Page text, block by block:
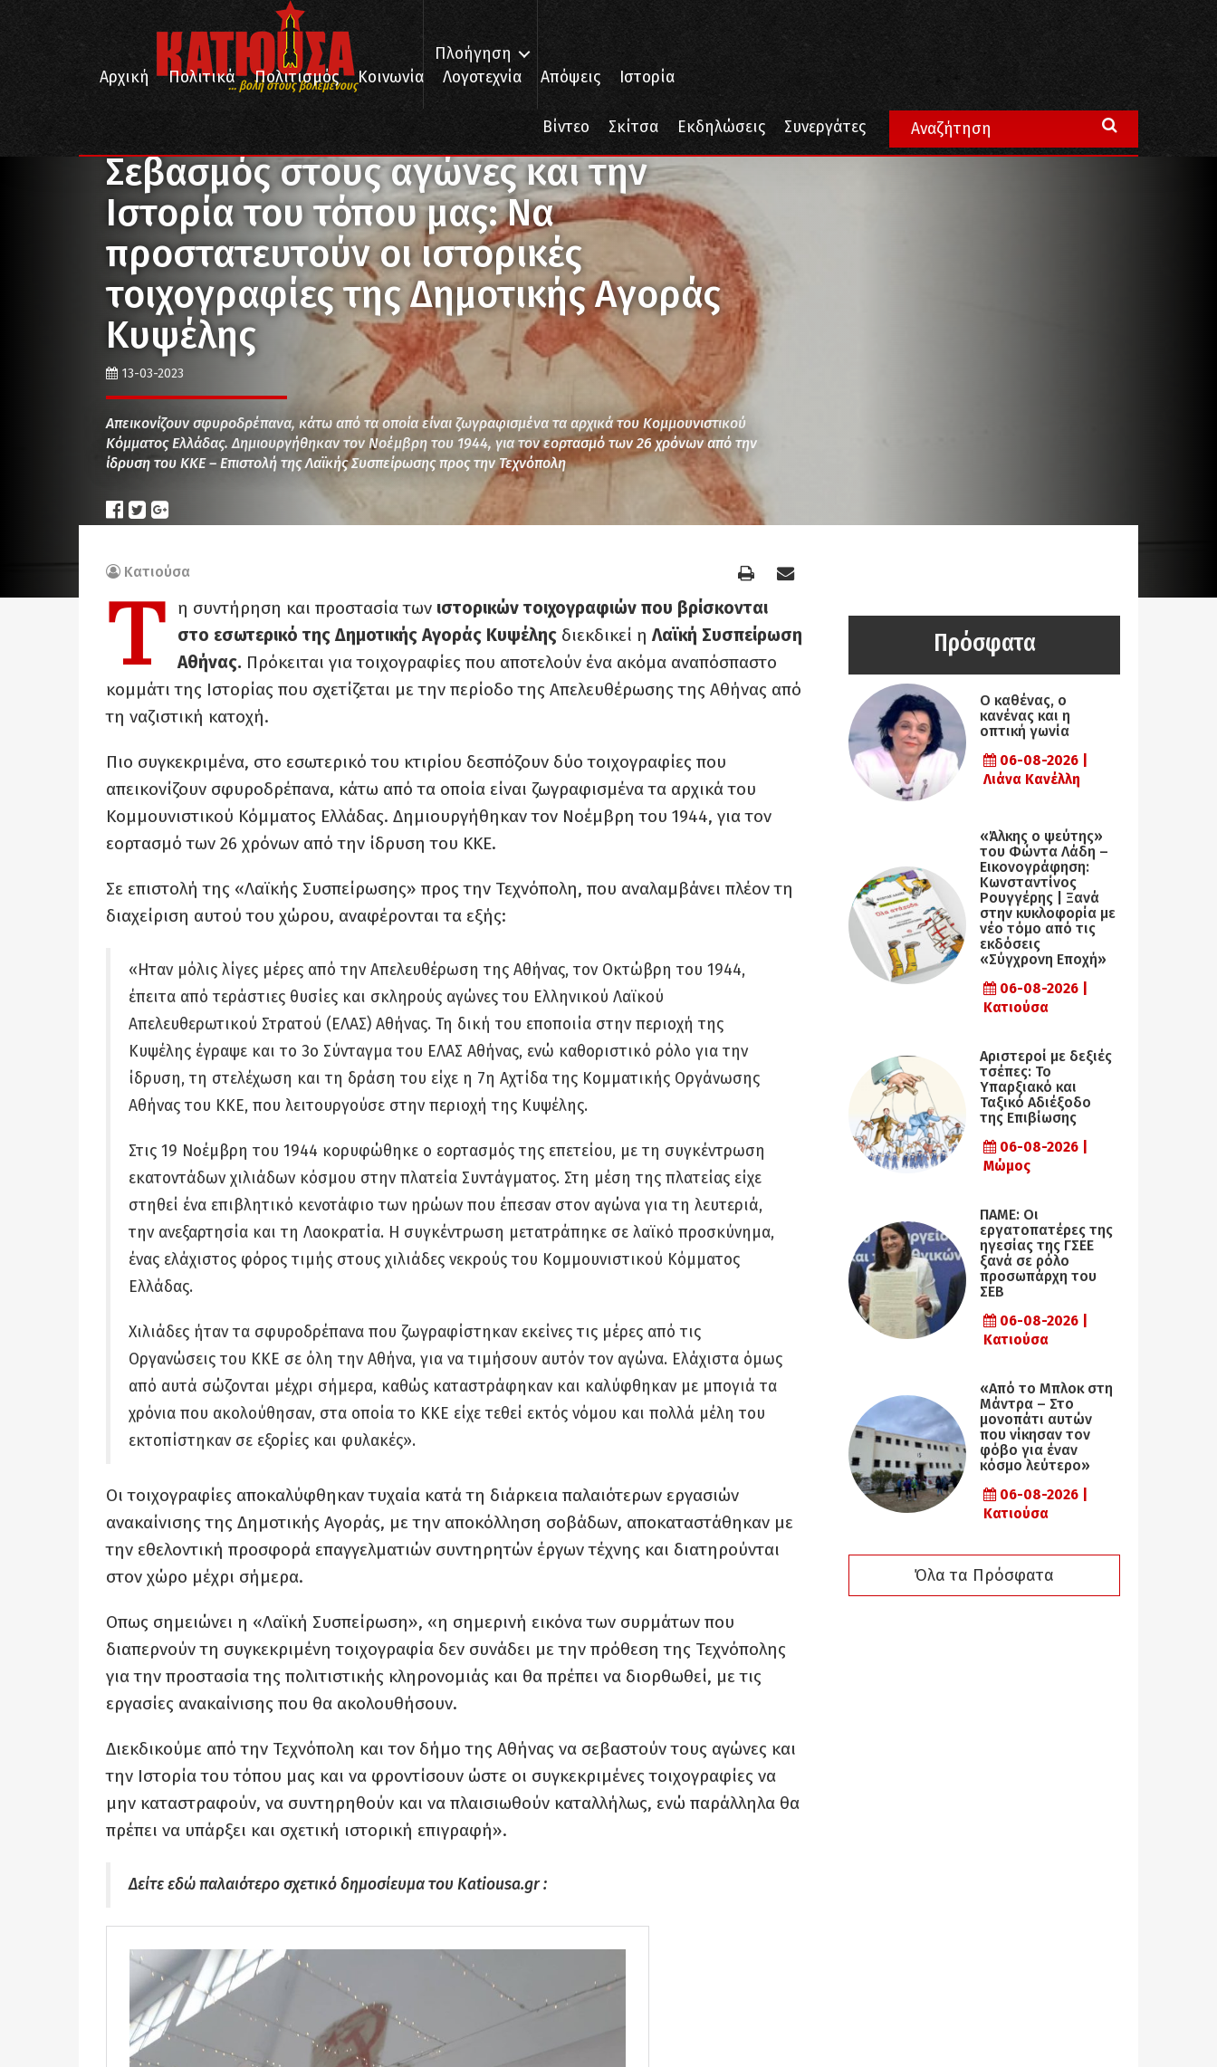
... βολή στους βολεμένους
Πλοήγηση
Αρχική
Πολιτικά Πολιτισμός Κοινωνία Λογοτεχνία Απόψεις Ιστορία
Βίντεο Σκίτσα Εκδηλώσεις Συνεργάτες
Ιστορία Σεβασμός στους αγώνες και την Ιστορία του τόπου μας: Να προστατευτούν οι ιστορικές τοιχογραφίες της Δημοτικής Αγοράς Κυψέλης
Σεβασμός στους αγώνες και την
Ιστορία του τόπου μας: Να
προστατευτούν οι ιστορικές
τοιχογραφίες της Δημοτικής Αγοράς
Κυψέλης
13-03-2023
Απεικονίζουν σφυροδρέπανα, κάτω από τα οποία είναι ζωγραφισμένα τα αρχικά του Κομμουνιστικού
Κόμματος Ελλάδας. Δημιουργήθηκαν τον Νοέμβρη του 1944, για τον εορτασμό των 26 χρόνων από την
ίδρυση του ΚΚΕ – Επιστολή της Λαϊκής Συσπείρωσης προς την Τεχνόπολη
Κατιούσα
Τ η συντήρηση και προστασία των ιστορικών τοιχογραφιών που βρίσκονται
στο εσωτερικό της Δημοτικής Αγοράς Κυψέλης διεκδικεί η Λαϊκή Συσπείρωση
Αθήνας. Πρόκειται για τοιχογραφίες που αποτελούν ένα ακόμα αναπόσπαστο
κομμάτι της Ιστορίας που σχετίζεται με την περίοδο της Απελευθέρωσης της Αθήνας από
τη ναζιστική κατοχή.
Πιο συγκεκριμένα, στο εσωτερικό του κτιρίου δεσπόζουν δύο τοιχογραφίες που
απεικονίζουν σφυροδρέπανα, κάτω από τα οποία είναι ζωγραφισμένα τα αρχικά του
Κομμουνιστικού Κόμματος Ελλάδας. Δημιουργήθηκαν τον Νοέμβρη του 1944, για τον
εορτασμό των 26 χρόνων από την ίδρυση του ΚΚΕ.
Σε επιστολή της «Λαϊκής Συσπείρωσης» προς την Τεχνόπολη, που αναλαμβάνει πλέον τη
διαχείριση αυτού του χώρου, αναφέρονται τα εξής:
«Ηταν μόλις λίγες μέρες από την Απελευθέρωση της Αθήνας, τον Οκτώβρη του 1944,
έπειτα από τεράστιες θυσίες και σκληρούς αγώνες του Ελληνικού Λαϊκού
Απελευθερωτικού Στρατού (ΕΛΑΣ) Αθήνας. Τη δική του εποποιία στην περιοχή της
Κυψέλης έγραψε και το 3ο Σύνταγμα του ΕΛΑΣ Αθήνας, ενώ καθοριστικό ρόλο για την
ίδρυση, τη στελέχωση και τη δράση του είχε η 7η Αχτίδα της Κομματικής Οργάνωσης
Αθήνας του ΚΚΕ, που λειτουργούσε στην περιοχή της Κυψέλης.
Στις 19 Νοέμβρη του 1944 κορυφώθηκε ο εορτασμός της επετείου, με τη συγκέντρωση
εκατοντάδων χιλιάδων κόσμου στην πλατεία Συντάγματος. Στη μέση της πλατείας είχε
στηθεί ένα επιβλητικό κενοτάφιο των ηρώων που έπεσαν στον αγώνα για τη λευτεριά,
την ανεξαρτησία και τη Λαοκρατία. Η συγκέντρωση μετατράπηκε σε λαϊκό προσκύνημα,
ένας ελάχιστος φόρος τιμής στους χιλιάδες νεκρούς του Κομμουνιστικού Κόμματος
Ελλάδας.
Χιλιάδες ήταν τα σφυροδρέπανα που ζωγραφίστηκαν εκείνες τις μέρες από τις
Οργανώσεις του ΚΚΕ σε όλη την Αθήνα, για να τιμήσουν αυτόν τον αγώνα. Ελάχιστα όμως
από αυτά σώζονται μέχρι σήμερα, καθώς καταστράφηκαν και καλύφθηκαν με μπογιά τα
χρόνια που ακολούθησαν, στα οποία το ΚΚΕ είχε τεθεί εκτός νόμου και πολλά μέλη του
εκτοπίστηκαν σε εξορίες και φυλακές».
Οι τοιχογραφίες αποκαλύφθηκαν τυχαία κατά τη διάρκεια παλαιότερων εργασιών
ανακαίνισης της Δημοτικής Αγοράς, με την αποκόλληση σοβάδων, αποκαταστάθηκαν με
την εθελοντική προσφορά επαγγελματιών συντηρητών έργων τέχνης και διατηρούνται
στον χώρο μέχρι σήμερα.
Οπως σημειώνει η «Λαϊκή Συσπείρωση», «η σημερινή εικόνα των συρμάτων που
διαπερνούν τη συγκεκριμένη τοιχογραφία δεν συνάδει με την πρόθεση της Τεχνόπολης
για την προστασία της πολιτιστικής κληρονομιάς και θα πρέπει να διορθωθεί, με τις
εργασίες ανακαίνισης που θα ακολουθήσουν.
Διεκδικούμε από την Τεχνόπολη και τον δήμο της Αθήνας να σεβαστούν τους αγώνες και
την Ιστορία του τόπου μας και να φροντίσουν ώστε οι συγκεκριμένες τοιχογραφίες να
μην καταστραφούν, να συντηρηθούν και να πλαισιωθούν καταλλήλως, ενώ παράλληλα θα
πρέπει να υπάρξει και σχετική ιστορική επιγραφή».
Δείτε εδώ παλαιότερο σχετικό δημοσίευμα του Katiousa.gr :
Πρόσφατα
Ο καθένας, ο
κανένας και η
οπτική γωνία
06-08-2026 |
Λιάνα Κανέλλη
«Άλκης ο ψεύτης»
του Φώντα Λάδη –
Εικονογράφηση:
Κωνσταντίνος
Ρουγγέρης | Ξανά
στην κυκλοφορία με
νέο τόμο από τις
εκδόσεις
«Σύγχρονη Εποχή»
06-08-2026 |
Κατιούσα
Αριστεροί με δεξιές
τσέπες: Το
Υπαρξιακό και
Ταξικό Αδιέξοδο
της Επιβίωσης
06-08-2026 |
Μώμος
ΠΑΜΕ: Οι
εργατοπατέρες της
ηγεσίας της ΓΣΕΕ
ξανά σε ρόλο
προσωπάρχη του
ΣΕΒ
06-08-2026 |
Κατιούσα
«Από το Μπλοκ στη
Μάντρα – Στο
μονοπάτι αυτών
που νίκησαν τον
φόβο για έναν
κόσμο λεύτερο»
06-08-2026 |
Κατιούσα
Όλα τα Πρόσφατα